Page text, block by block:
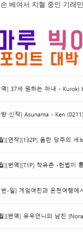
손 베여서 지혈 중인 기래민